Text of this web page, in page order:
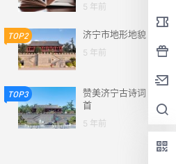
5 年前
TOP2 济宁市地形地貌
5 年前
TOP3
赞美济宁古诗词 9
首
5 年前